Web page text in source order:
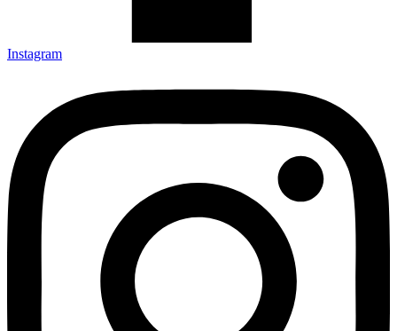
Instagram